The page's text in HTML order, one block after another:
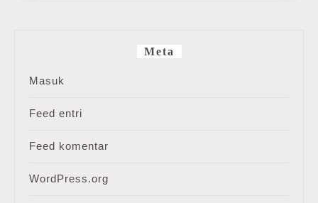
Meta
Masuk
Feed entri
Feed komentar
WordPress.org